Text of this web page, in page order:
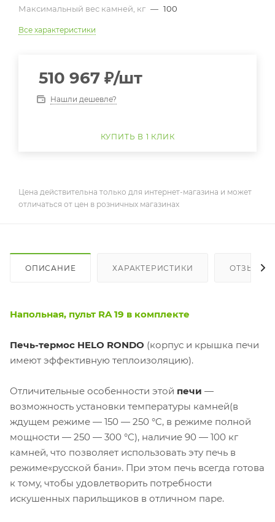
Максимальный вес камней, кг — 100
Все характеристики
510 967 ₽/шт
Нашли дешевле?
КУПИТЬ В 1 КЛИК
Цена действительна только для интернет-магазина и может
отличаться от цен в розничных магазинах
ОПИСАНИЕ ХАРАКТЕРИСТИКИ ОТЗЫВЫ
Напольная, пульт RA 19 в комплекте
Печь-термос HELO RONDO (корпус и крышка печи
имеют эффективную теплоизоляцию).
Отличительные особенности этой печи —
возможность установки температуры камней(в
ждущем режиме — 150 — 250 °C, в режиме полной
мощности — 250 — 300 °C), наличие 90 — 100 кг
камней, что позволяет использовать эту печь в
режиме«русской бани». При этом печь всегда готова
к тому, чтобы удовлетворить потребности
искушенных парильщиков в отличном паре.